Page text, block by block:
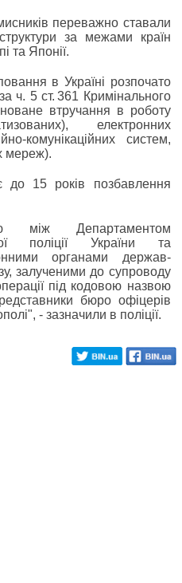
переважно ставали
за межами країн
та Японії.
в Україні розпочато
ч. 5 ст. 361 Кримінального
втручання в роботу
електронних
комунікаційних систем,
мереж).
до 15 років позбавлення
між Департаментом
поліції України та
органами держав-
залученими до супроводу
під кодовою назвою
бюро офіцерів
- зазначили в поліції.